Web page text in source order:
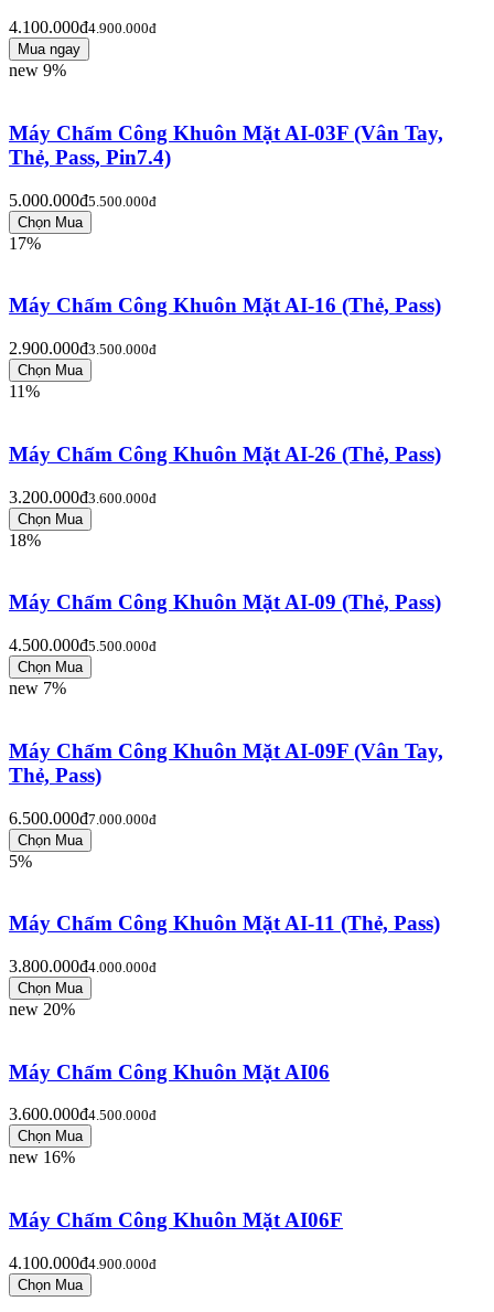
4.100.000đ4.900.000đ
new 9%
Máy Chấm Công Khuôn Mặt AI-03F (Vân Tay,
Thẻ, Pass, Pin7.4)
5.000.000đ5.500.000đ
17%
Máy Chấm Công Khuôn Mặt AI-16 (Thẻ, Pass)
2.900.000đ3.500.000đ
11%
Máy Chấm Công Khuôn Mặt AI-26 (Thẻ, Pass)
3.200.000đ3.600.000đ
18%
Máy Chấm Công Khuôn Mặt AI-09 (Thẻ, Pass)
4.500.000đ5.500.000đ
new 7%
Máy Chấm Công Khuôn Mặt AI-09F (Vân Tay,
Thẻ, Pass)
6.500.000đ7.000.000đ
5%
Máy Chấm Công Khuôn Mặt AI-11 (Thẻ, Pass)
3.800.000đ4.000.000đ
new 20%
Máy Chấm Công Khuôn Mặt AI06
3.600.000đ4.500.000đ
new 16%
Máy Chấm Công Khuôn Mặt AI06F
4.100.000đ4.900.000đ